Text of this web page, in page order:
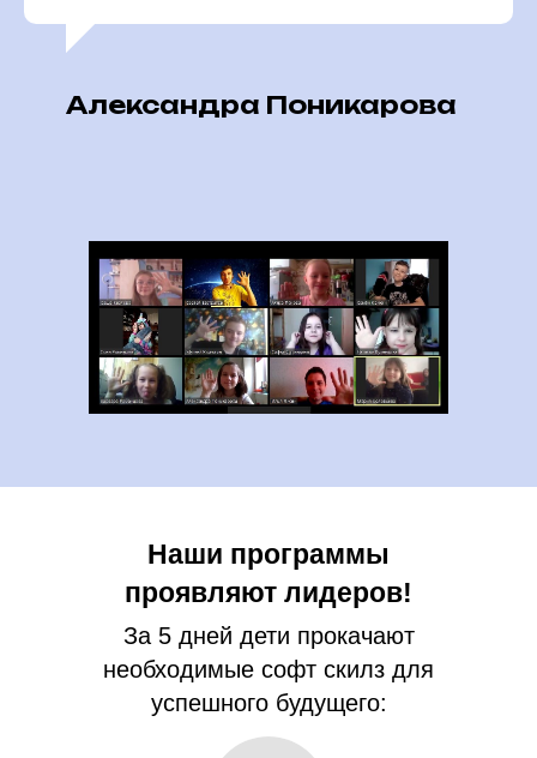
Александра Поникарова
Наши программы
проявляют лидеров!
За 5 дней дети прокачают
необходимые софт скилз для
успешного будущего: